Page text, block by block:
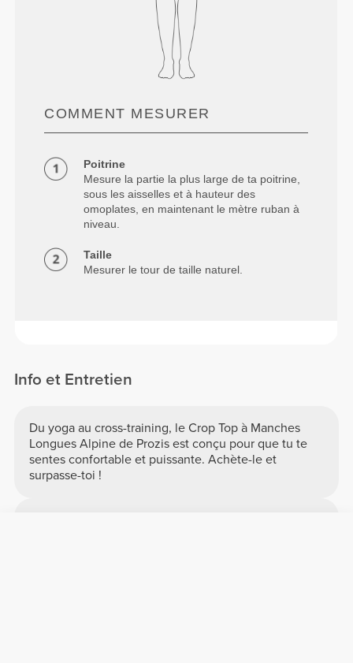
COMMENT MESURER
Poitrine
Mesure la partie la plus large de ta poitrine,
sous les aisselles et à hauteur des
omoplates, en maintenant le mètre ruban à
niveau.
Taille
Mesurer le tour de taille naturel.
Info et Entretien
Du yoga au cross-training, le Crop Top à Manches
Longues Alpine de Prozis est conçu pour que tu te
sentes confortable et puissante. Achète-le et
surpasse-toi !